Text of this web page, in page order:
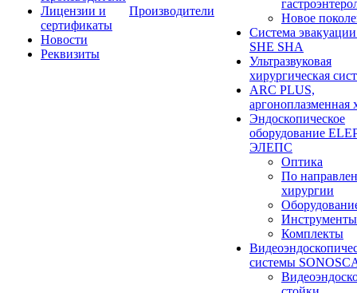
Лицензии и
сертификаты
Новости
Реквизиты
Производители
Новое
Система
SHE SHA
Ультразвуковая
хирургическая
ARC PLUS,
аргоноплазменная
Эндоскопическое
оборудование
ЭЛЕПС
Оптика
По
хирургии
Инструменты
Комплекты
системы